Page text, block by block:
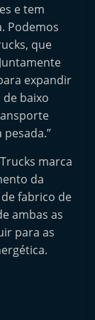
e tem
Podemos
que
expandir
baixo
marca
da
fabrico de
ambas as
para as